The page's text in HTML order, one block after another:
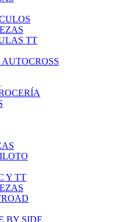
TT
Y TT
BY SIDE